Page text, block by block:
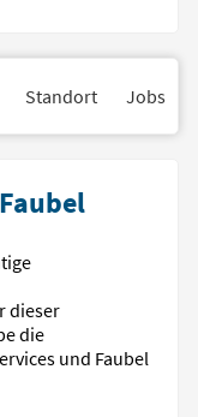
Standort Jobs
dieser
die
und Faubel